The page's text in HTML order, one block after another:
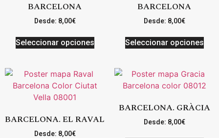
BARCELONA
Desde: 8,00€
Seleccionar opciones
BARCELONA
Desde: 8,00€
Seleccionar opciones
BARCELONA. EL RAVAL
Desde: 8,00€
BARCELONA. GRÀCIA
Desde: 8,00€